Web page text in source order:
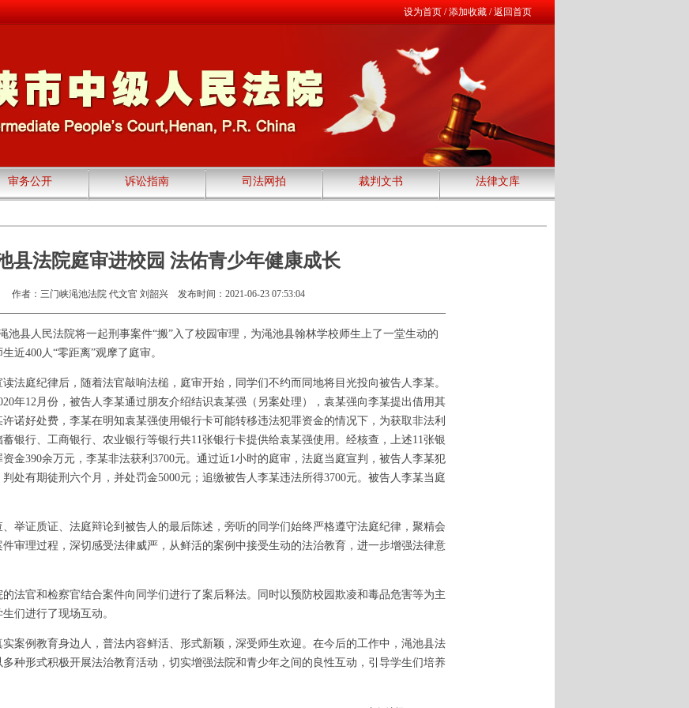
设为首页/添加收藏/返回首页
审务公开 诉讼指南 司法网拍 裁判文书 法律文库
县法院庭审进校园 法佑青少年健康成长
作者：三门峡渑池法院 代文官 刘韶兴 发布时间：2021-06-23 07:53:04
县人民法院将一起刑事案件“搬”入了校园审理，为渑池县翰林学校师生上了一堂生动的
近400人“零距离”观摩了庭审。
庭纪律后，随着法官敲响法槌，庭审开始，同学们不约而同地将目光投向被告人李某。
年12月份，被告人李某通过朋友介绍结识袁某强（另案处理），袁某强向李某提出借用其
诺好处费，李某在明知袁某强使用银行卡可能转移违法犯罪资金的情况下，为获取非法利
银行、工商银行、农业银行等银行共11张银行卡提供给袁某强使用。经核查，上述11张银
金390余万元，李某非法获利3700元。通过近1小时的庭审，法庭当庭宣判，被告人李某犯
处有期徒刑六个月，并处罚金5000元；追缴被告人李某违法所得3700元。被告人李某当庭
证质证、法庭辩论到被告人的最后陈述，旁听的同学们始终严格遵守法庭纪律，聚精会
审理过程，深切感受法律威严，从鲜活的案例中接受生动的法治教育，进一步增强法律意
官和检察官结合案件向同学们进行了案后释法。同时以预防校园欺凌和毒品危害等为主
们进行了现场互动。
例教育身边人，普法内容鲜活、形式新颖，深受师生欢迎。在今后的工作中，渑池县法
种形式积极开展法治教育活动，切实增强法院和青少年之间的良性互动，引导学生们培养